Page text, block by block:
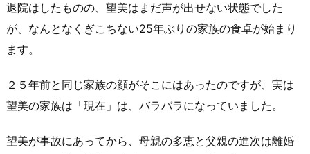
退院はしたものの、望美はまだ声が出せない状態でした
が、なんとなくぎこちない25年ぶりの家族の食卓が始まり
ます。
２５年前と同じ家族の顔がそこにはあったのですが、実は
望美の家族は「現在」は、バラバラになっていました。
望美が事故にあってから、母親の多恵と父親の進次は離婚